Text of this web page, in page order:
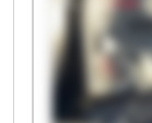
K.